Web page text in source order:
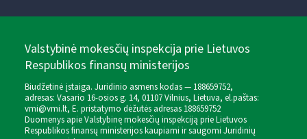
Valstybinė mokesčių inspekcija prie Lietuvos
Respublikos finansų ministerijos
Biudžetinė įstaiga. Juridinio asmens kodas — 188659752,
adresas: Vasario 16-osios g. 14, 01107 Vilnius, Lietuva, el.paštas:
vmi@vmi.lt, E. pristatymo dėžutės adresas 188659752
Duomenys apie Valstybinę mokesčių inspekciją prie Lietuvos
Respublikos finansų ministerijos kaupiami ir saugomi Juridinių